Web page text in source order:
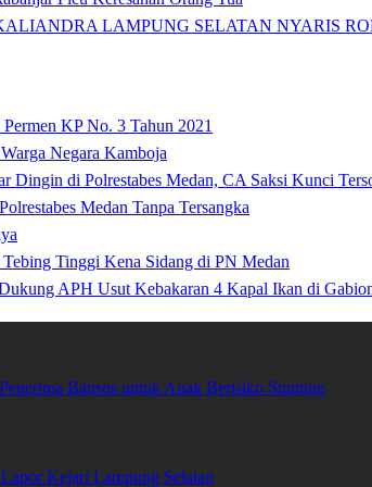
LAMPUNG SELATAN NYARIS
KP No. 3 Tahun 2021
Negara Kamboja
Dingin di Polrestabes Medan, CA Saksi Kunci
Medan Tanpa Tersangka
Tinggi Kena Sidang di PN Medan
APH Usut Kebakaran 4 Kapal Ikan di
Bansos untuk Anak Berisiko Stunting
Kejari Lampung Selatan